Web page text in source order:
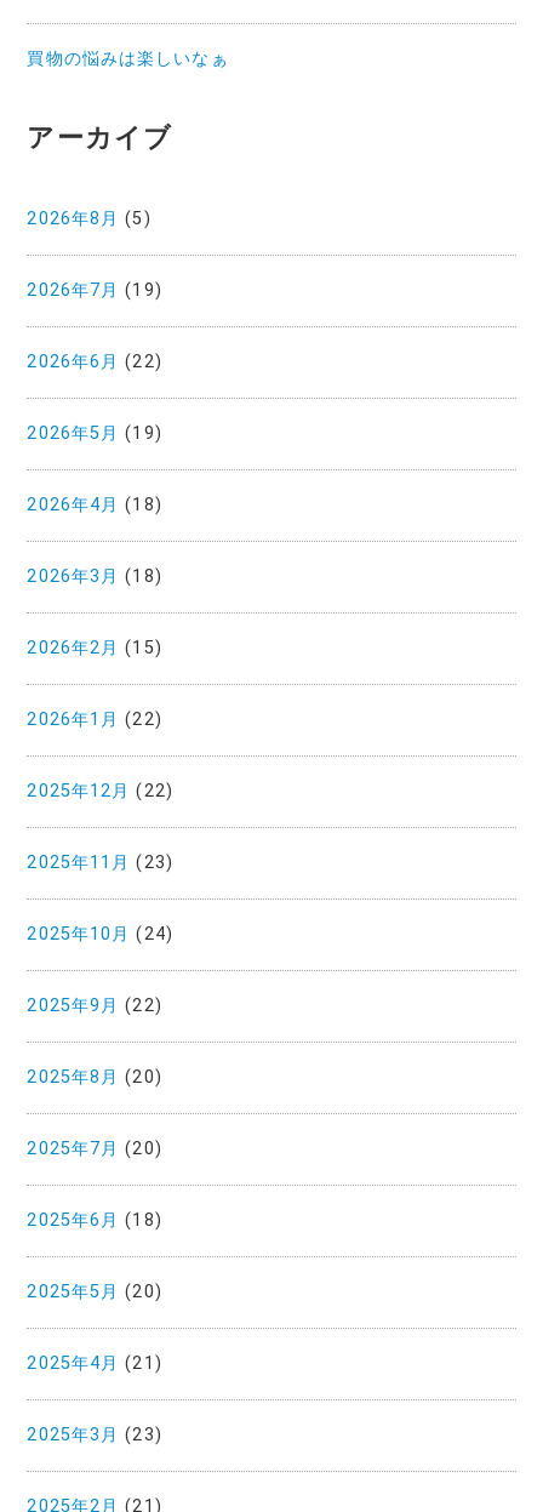
買物の悩みは楽しいなぁ
アーカイブ
2026年8月 (5)
2026年7月 (19)
2026年6月 (22)
2026年5月 (19)
2026年4月 (18)
2026年3月 (18)
2026年2月 (15)
2026年1月 (22)
2025年12月 (22)
2025年11月 (23)
2025年10月 (24)
2025年9月 (22)
2025年8月 (20)
2025年7月 (20)
2025年6月 (18)
2025年5月 (20)
2025年4月 (21)
2025年3月 (23)
2025年2月 (21)